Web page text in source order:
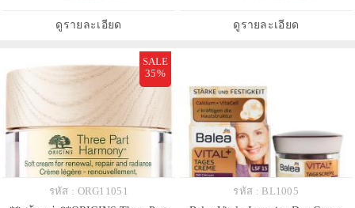
ช่วยผ่อนคลายผิวจากความเหนื่อยล้า
ยามกลางวัน ให้ผิวหน้าชุ่มชื่น
ดูรายละเอียด
จากเปลือกไม้ของต้นแอโนเกซิส
(Anogeissus Bark Extract
ดูรายละเอียด
SALE
35%
รหัส : ORG11051
รหัส : BL1005